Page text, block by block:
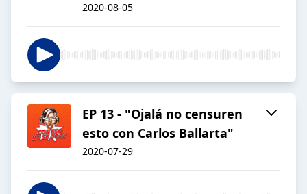
2020-08-05
EP 13 - "Ojalá no censuren
esto con Carlos Ballarta"
2020-07-29